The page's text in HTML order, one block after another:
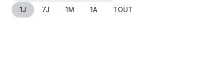
1J 7J 1M 1A TOUT